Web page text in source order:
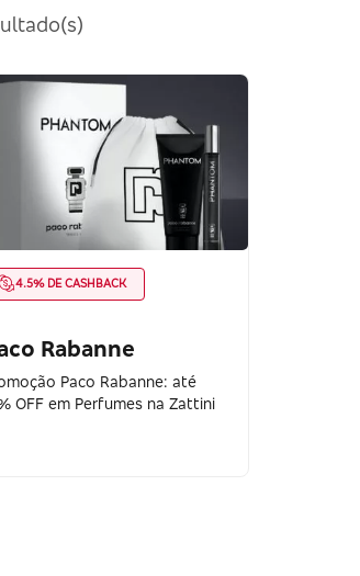
4.5% DE CASHBACK
Rabanne
Paco Rabanne: até
OFF em Perfumes na Zattini